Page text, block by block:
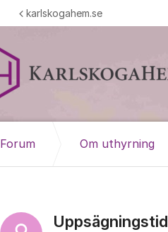
karlskogahem.se
Forum Om uthyrning
Uppsägningstid